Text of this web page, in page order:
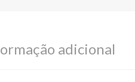
adicional